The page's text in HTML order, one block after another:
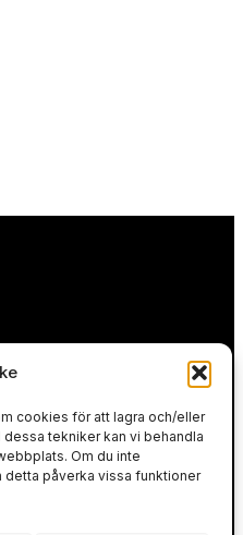
cookies för att lagra och/eller
tekniker kan vi behandla
Om du inte
detta påverka vissa funktioner